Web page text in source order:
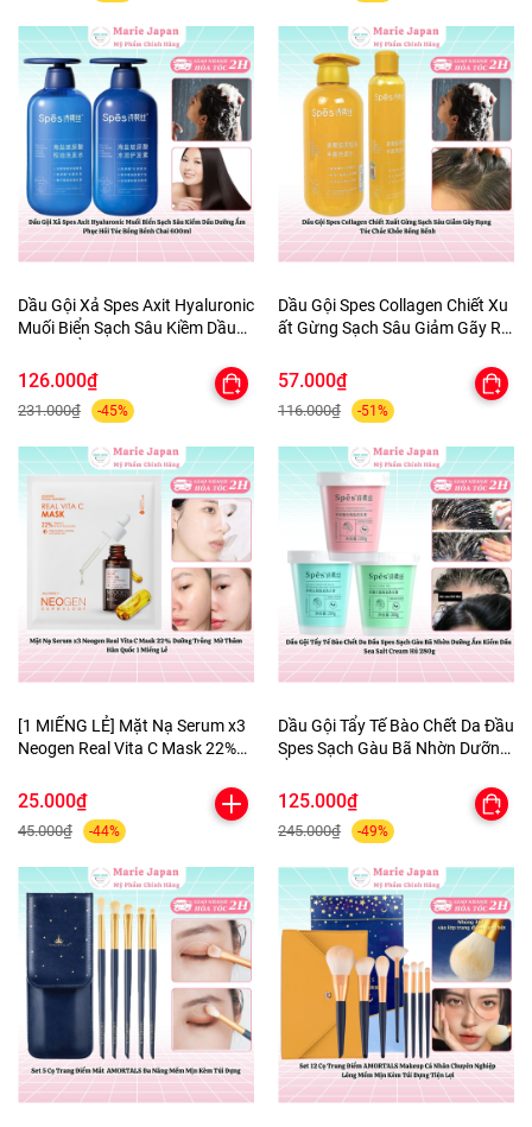
Dầu Gội Xả Spes Axit Hyaluronic
Muối Biển Sạch Sâu Kiềm Dầu
Bềnh Chai 600ml
126.000₫
231.000₫ -45%
Dầu Gội Spes Collagen Chiết Xu
ất Gừng Sạch Sâu Giảm Gãy Rụ
57.000₫
116.000₫ -51%
[1 MIẾNG LẺ] Mặt Nạ Serum x3
Neogen Real Vita C Mask 22%
Quốc
25.000₫
45.000₫ -44%
Dầu Gội Tẩy Tế Bào Chết Da Đầu
Spes Sạch Gàu Bã Nhờn Dưỡng
Hũ 280g
125.000₫
245.000₫ -49%